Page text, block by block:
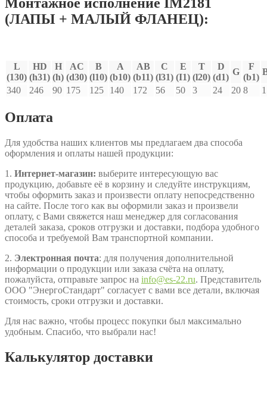
Монтажное исполнение IM2181
(ЛАПЫ + МАЛЫЙ ФЛАНЕЦ):
L
(130)
HD
(h31)
H
(h)
AC
(d30)
В
(l10)
A
(b10)
AB
(b11)
C
(l31)
E
(I1)
T
(l20)
D
(d1)
G
F
(b1)
340
246 90 175 125 140 172 56 50 3 24 20 8
Оплата
Для удобства наших клиентов мы предлагаем два способа
оформления и оплаты нашей продукции:
1. Интернет-магазин: выберите интересующую вас
продукцию, добавьте её в корзину и следуйте инструкциям,
чтобы оформить заказ и произвести оплату непосредственно
на сайте. После того как вы оформили заказ и произвели
оплату, с Вами свяжется наш менеджер для согласования
деталей заказа, сроков отгрузки и доставки, подбора удобного
способа и требуемой Вам транспортной компании.
2. Электронная почта: для получения дополнительной
информации о продукции или заказа счёта на оплату,
пожалуйста, отправьте запрос на info@es-22.ru. Представитель
ООО "ЭнергоСтандарт" согласует с вами все детали, включая
стоимость, сроки отгрузки и доставки.
Для нас важно, чтобы процесс покупки был максимально
удобным. Спасибо, что выбрали нас!
Калькулятор доставки